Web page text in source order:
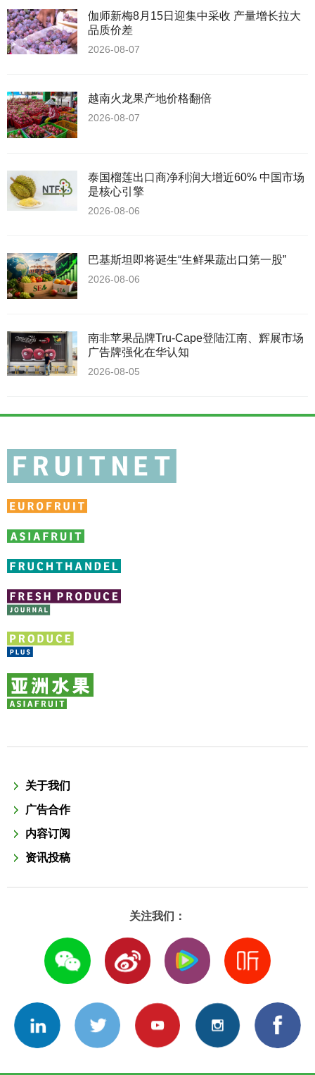
伽师新梅8月15日迎集中采收 产量增长拉大
品质价差
2026-08-07
越南火龙果产地价格翻倍
2026-08-07
泰国榴莲出口商净利润大增近60% 中国市场
是核心引擎
2026-08-06
巴基斯坦即将诞生“生鲜果蔬出口第一股”
2026-08-06
南非苹果品牌Tru-Cape登陆江南、辉展市场
广告牌强化在华认知
2026-08-05
关于我们
广告合作
内容订阅
资讯投稿
关注我们：